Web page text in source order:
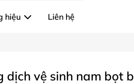
hiệu Liên hệ
dịch vệ sinh nam bọt